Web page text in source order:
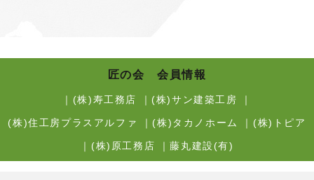
匠の会 会員情報
｜ (株)寿工務店 ｜ (株)サン建築工房 ｜
(株)住工房プラスアルファ ｜ (株)タカノホーム ｜ (株)トピア
｜ (株)原工務店 ｜藤丸建設(有)